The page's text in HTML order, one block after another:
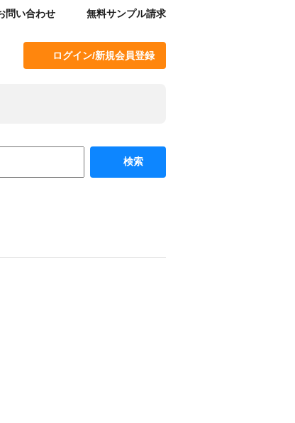
問い合わせ 無料サンプル請求
ログイン/新規会員登録
検索